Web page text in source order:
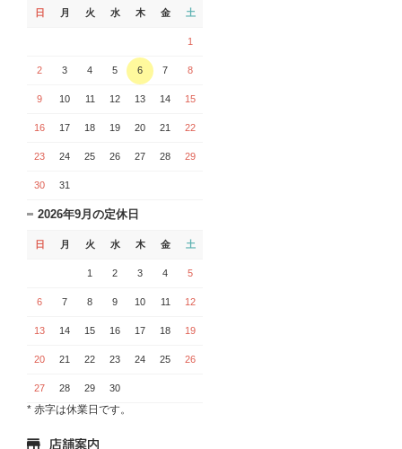
日 月 火 水 木 金 土
1
2 3 4 5 6 7 8
9 10 11 12 13 14 15
16 17 18 19 20 21 22
23 24 25 26 27 28 29
30 31
2026年9月の定休日
日 月 火 水 木 金 土
1 2 3 4 5
6 7 8 9 10 11 12
13 14 15 16 17 18 19
20 21 22 23 24 25 26
27 28 29 30
* 赤字は休業日です。